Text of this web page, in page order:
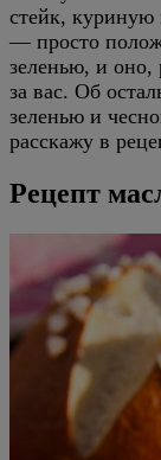
стейк, куриную
— просто
зеленью, и оно,
за вас. Об
зеленью и
расскажу в
Рецепт